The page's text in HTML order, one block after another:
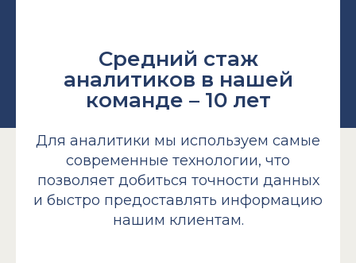
Средний стаж
аналитиков в нашей
команде – 10 лет
Для аналитики мы используем самые
современные технологии, что
позволяет добиться точности данных
и быстро предоставлять информацию
нашим клиентам.